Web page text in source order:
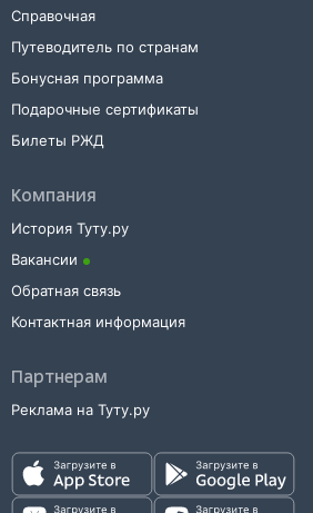
Справочная
Путеводитель по странам
Бонусная программа
Подарочные сертификаты
Билеты РЖД
Компания
История Туту.ру
Вакансии
Обратная связь
Контактная информация
Партнерам
Реклама на Туту.ру